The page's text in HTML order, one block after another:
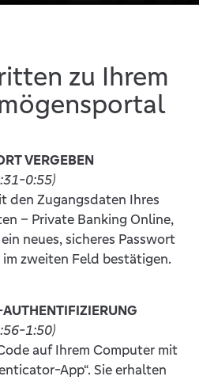
zu Ihrem
VERGEBEN
0:55)
den Zugangsdaten Ihres
– Private Banking Online,
neues, sicheres Passwort
zweiten Feld bestätigen.
1:50)
auf Ihrem Computer mit
App“. Sie erhalten